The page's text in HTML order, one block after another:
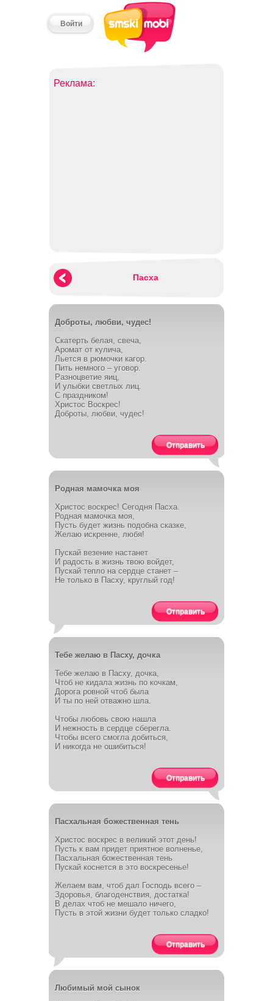
Войти
Реклама:
Пасха
Доброты, любви, чудес!
Скатерть белая, свеча,
Аромат от кулича,
Льется в рюмочки кагор.
Пить немного – уговор.
Разноцветие яиц,
И улыбки светлых лиц.
С праздником!
Христос Воскрес!
Доброты, любви, чудес!
Отправить
Родная мамочка моя
Христос воскрес! Сегодня Пасха.
Родная мамочка моя,
Пусть будет жизнь подобна сказке,
Желаю искренне, любя!
Пускай везение настанет
И радость в жизнь твою войдет,
Пускай тепло на сердце станет –
Не только в Пасху, круглый год!
Отправить
Тебе желаю в Пасху, дочка
Тебе желаю в Пасху, дочка,
Чтоб не кидала жизнь по кочкам,
Дорога ровной чтоб была
И ты по ней отважно шла.
Чтобы любовь свою нашла
И нежность в сердце сберегла.
Чтобы всего смогла добиться,
И никогда не ошибиться!
Отправить
Пасхальная божественная тень
Христос воскрес в великий этот день!
Пусть к вам придет приятное волненье,
Пасхальная божественная тень
Пускай коснется в это воскресенье!
Желаем вам, чтоб дал Господь всего –
Здоровья, благоденствия, достатка!
В делах чтоб не мешало ничего,
Пусть в этой жизни будет только сладко!
Отправить
Любимый мой сынок